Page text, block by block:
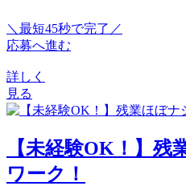
＼最短45秒で完了／
応募へ進む
詳しく
見る
【未経験OK！】残
ワーク！